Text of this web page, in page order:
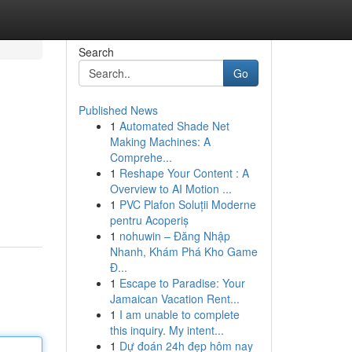
Search
Go
Published News
1 Automated Shade Net
Making Machines: A
Comprehe...
1 Reshape Your Content : A
Overview to AI Motion ...
1 PVC Plafon Soluții Moderne
pentru Acoperiș
1 nohuwin – Đăng Nhập
Nhanh, Khám Phá Kho Game
Đ...
1 Escape to Paradise: Your
Jamaican Vacation Rent...
1 I am unable to complete
this inquiry. My intent...
1 Dự đoán 24h đẹp hôm nay